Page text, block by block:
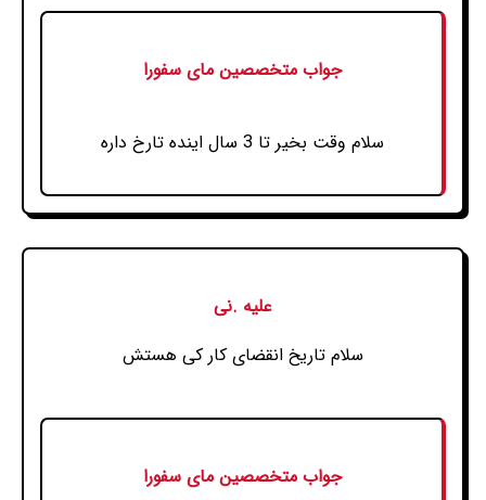
جواب متخصصین مای سفورا
سلام وقت بخیر تا 3 سال اینده تارخ داره
علیه .نی
سلام تاریخ انقضای کار کی هستش
جواب متخصصین مای سفورا